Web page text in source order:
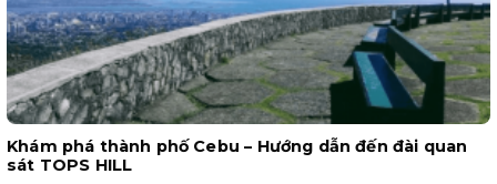
Khám phá thành phố Cebu – Hướng dẫn đến đài quan
sát TOPS HILL